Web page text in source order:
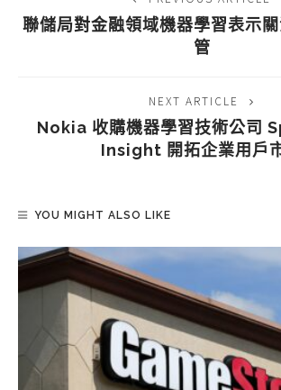
聯儲局對金融領域機器學習表示
管
NEXT ARTICLE
Nokia 收購機器學習技術公司
Insight 開拓企業用戶
YOU MIGHT ALSO LIKE